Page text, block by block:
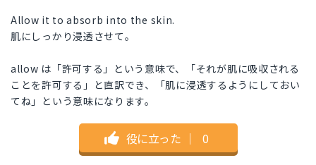
Allow it to absorb into the skin.
肌にしっかり浸透させて。
allow は「許可する」という意味で、「それが肌に吸収される
ことを許可する」と直訳でき、「肌に浸透するようにしておい
てね」という意味になります。
役に立った ｜ 0